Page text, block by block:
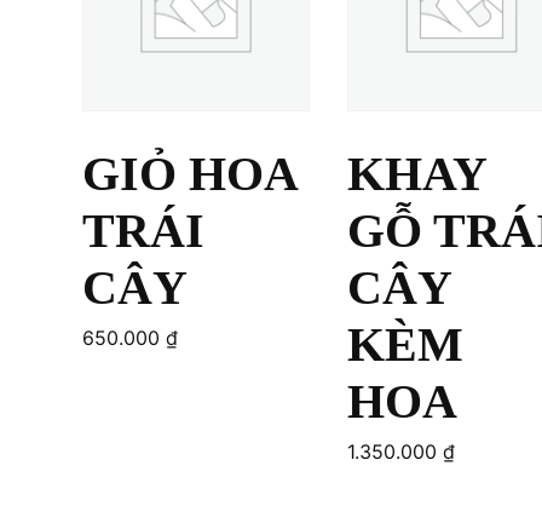
GIỎ HOA
TRÁI
CÂY
650.000 ₫
KHAY
GỖ
CÂY
KÈM
HOA
1.350.000₫